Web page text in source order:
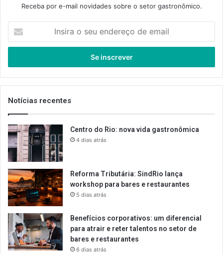
Receba por e-mail novidades sobre o setor gastronômico.
seu
de
email
Notícias recentes
Centro do Rio: nova vida gastronômica
4 dias atrás
Reforma Tributária: SindRio lança
workshop para bares e restaurantes
5 dias atrás
Benefícios corporativos: um diferencial
para atrair e reter talentos no setor de
bares e restaurantes
6 dias atrás